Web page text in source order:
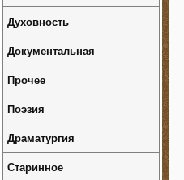
Духовность
Документальная
Прочее
Поэзия
Драматургия
Старинное